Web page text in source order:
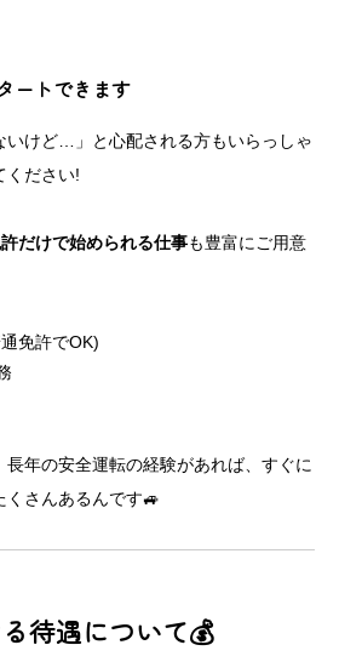
ートできます
いけど…」と心配される方もいらっしゃ
ください!
だけで始められる仕事も豊富にご用意
免許でOK)
年の安全運転の経験があれば、すぐに
くさんあるんです🚙
待遇について💰